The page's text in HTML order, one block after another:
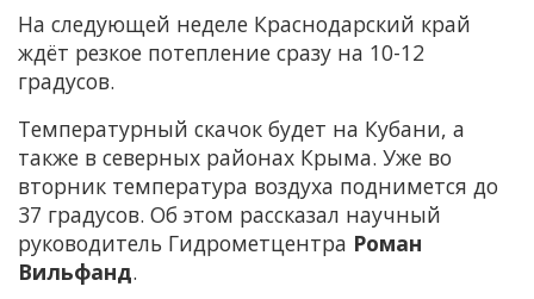
На следующей неделе Краснодарский край
ждёт резкое потепление сразу на 10-12
градусов.
Температурный скачок будет на Кубани, а
также в северных районах Крыма. Уже во
вторник температура воздуха поднимется до
37 градусов. Об этом рассказал научный
руководитель Гидрометцентра Роман
Вильфанд.